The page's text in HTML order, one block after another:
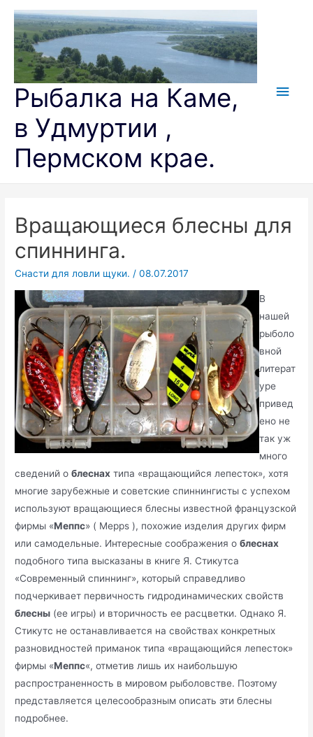
Перейти
содержимому
Рыбалка на Каме,
в Удмуртии ,
Пермском крае.
Вращающиеся блесны для
спиннинга.
Снасти для ловли щуки. /08.07.2017
В
нашей
рыболо
вной
литерат
уре
привед
ено не
так уж
много
сведений облеснах типа «вращающийся лепесток», хотя
многие зарубежные и советские спиннингисты с успехом
используют вращающиеся блесны известной французской
фирмы «Меппс» ( Mepps ), похожие изделия других фирм
или самодельные. Интересные соображения облеснах
подобного типа высказаны в книге Я. Стикутса
«Современный спиннинг», который справедливо
подчеркивает первичность гидродинамических свойств
блесны (ее игры) и вторичность ее расцветки. Однако Я.
Стикутс не останавливается на свойствах конкретных
разновидностей приманок типа «вращающийся лепесток»
фирмы «Меппс«, отметив лишь их наибольшую
распространенность в мировом рыболовстве. Поэтому
представляется целесообразным описать эти блесны
подробнее.